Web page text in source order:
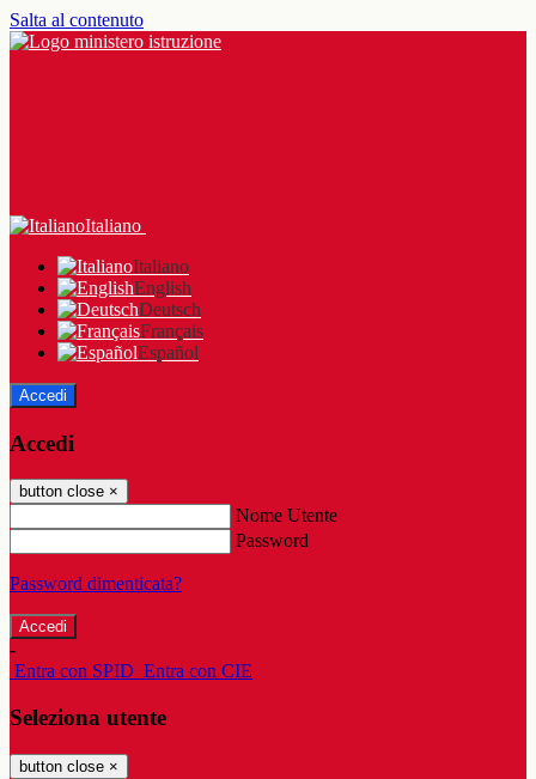
Salta al contenuto
Italiano
Italiano
English
Deutsch
Français
Español
Accedi
Accedi
button close ×
Nome Utente
Password
Password dimenticata?
-
Entra con SPID Entra con CIE
Seleziona utente
button close ×